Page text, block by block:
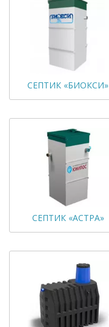
СЕПТИК «БИОКСИ»
СЕПТИК «АСТРА»